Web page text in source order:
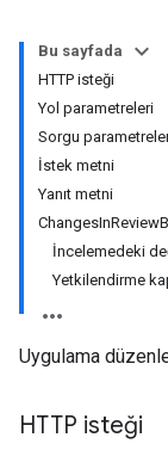
Bu sayfada
HTTP isteği
Yol parametreleri
Sorgu
İstek metni
Yanıt metni
İncelemedeki
Yetkilendirme
Uygulama
HTTP isteği